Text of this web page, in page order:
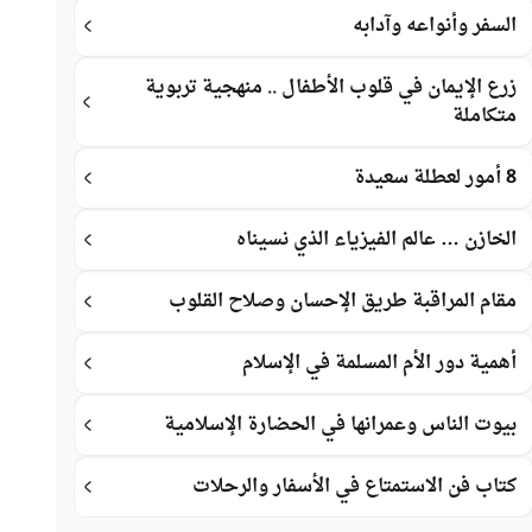
السفر وأنواعه وآدابه
زرع الإيمان في قلوب الأطفال .. منهجية تربوية
متكاملة
8 أمور لعطلة سعيدة
الخازن … عالم الفيزياء الذي نسيناه
مقام المراقبة طريق الإحسان وصلاح القلوب
أهمية دور الأم المسلمة في الإسلام
بيوت الناس وعمرانها في الحضارة الإسلامية
كتاب فن الاستمتاع في الأسفار والرحلات